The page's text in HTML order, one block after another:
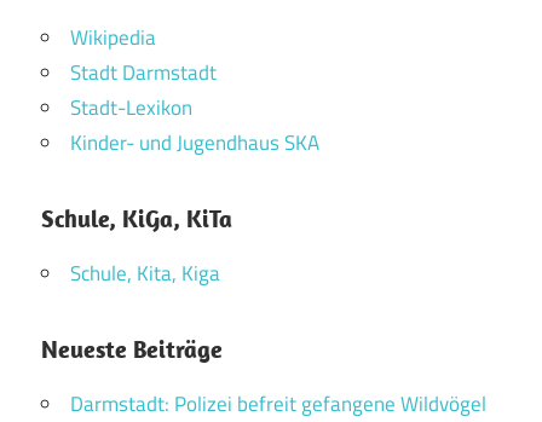
Wikipedia
Stadt Darmstadt
Stadt-Lexikon
Kinder- und Jugendhaus SKA
Schule, KiGa, KiTa
Schule, Kita, Kiga
Neueste Beiträge
Darmstadt: Polizei befreit gefangene Wildvögel